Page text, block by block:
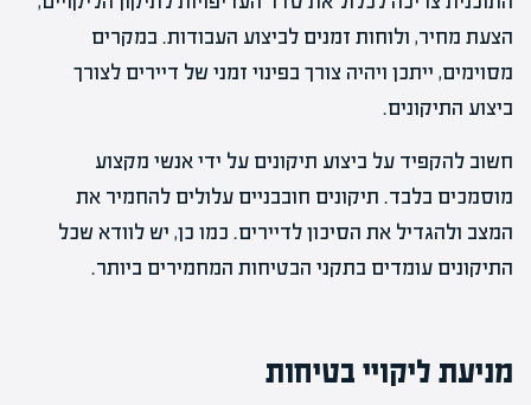
הצעת מחיר, ולוחות זמנים לביצוע העבודות. במקרים
מסוימים, ייתכן ויהיה צורך בפינוי זמני של דיירים לצורך
ביצוע התיקונים.
חשוב להקפיד על ביצוע תיקונים על ידי אנשי מקצוע
מוסמכים בלבד. תיקונים חובבניים עלולים להחמיר את
המצב ולהגדיל את הסיכון לדיירים. כמו כן, יש לוודא שכל
התיקונים עומדים בתקני הבטיחות המחמירים ביותר.
מניעת ליקויי בטיחות